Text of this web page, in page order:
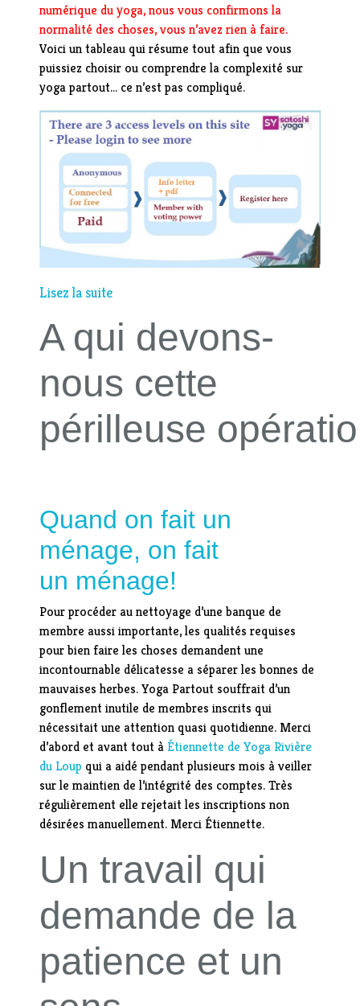
numérique du yoga, nous vous confirmons la
normalité des choses, vous n’avez rien à faire.
Voici un tableau qui résume tout afin que vous
puissiez choisir ou comprendre la complexité sur
yoga partout… ce n’est pas compliqué.
Lisez la suite
A qui devons-
nous cette
périlleuse
Quand on fait un
ménage, on fait
un ménage!
Pour procéder au nettoyage d’une banque de
membre aussi importante, les qualités requises
pour bien faire les choses demandent une
incontournable délicatesse a séparer les bonnes de
mauvaises herbes. Yoga Partout souffrait d’un
gonflement inutile de membres inscrits qui
nécessitait une attention quasi quotidienne. Merci
d’abord et avant tout à Étiennette de Yoga Rivière
du Loup qui a aidé pendant plusieurs mois à veiller
sur le maintien de l’intégrité des comptes. Très
régulièrement elle rejetait les inscriptions non
désirées manuellement. Merci Étiennette.
Un travail qui
demande de la
patience et un